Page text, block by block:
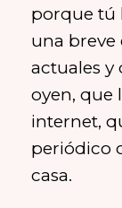
porque tú
una breve
actuales
oyen, que
internet,
periódico
casa.